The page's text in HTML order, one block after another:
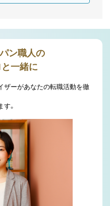
ン職人の
一緒に
ザーがあなたの転職活動を徹
。